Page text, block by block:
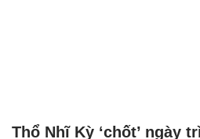
Thổ Nhĩ Kỳ ‘chốt’ ngày